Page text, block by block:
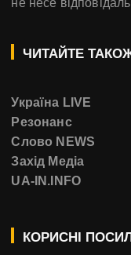
не несе
ЧИТАЙТЕ
Україна LIVE
Резонанс
Слово NEWS
Захід Медіа
UA-IN.INFO
КОРИСНІ